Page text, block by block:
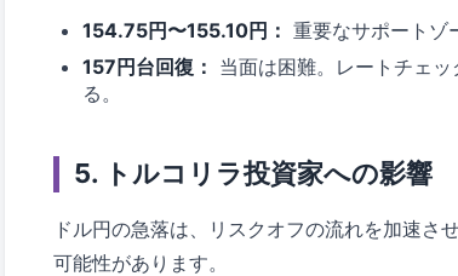
154.75円〜155.10円： 重要なサポートゾ
157円台回復： 当面は困難。レートチェ
る。
5. トルコリラ投資家への影響
ドル円の急落は、リスクオフの流れを加速さ
可能性があります。